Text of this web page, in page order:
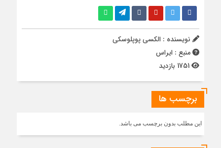
نویسنده : الکسی پوپلوسکی
منبع : ایراس
برچسب ها
این مطلب بدون برچسب می باشد.